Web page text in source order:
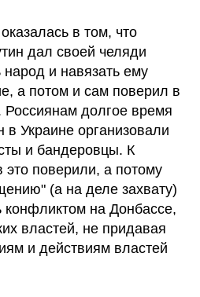
в том, что
дал своей челяди
народ и навязать ему
а потом и сам поверил в
Россиянам долгое время
Украине организовали
и бандеровцы. К
поверили, а потому
(а на деле захвату)
на Донбассе,
властей, не придавая
и действиям властей